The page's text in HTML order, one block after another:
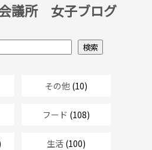
議所 女子ブログ
その他 (10)
フード (108)
生活 (100)